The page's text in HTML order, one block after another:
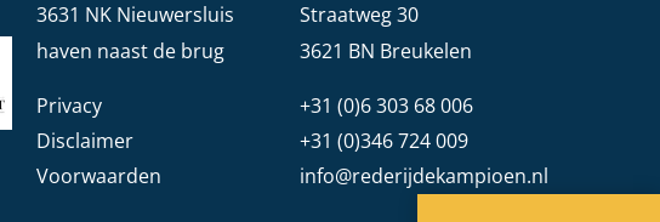
3631 NK Nieuwersluis
haven naast de brug
Privacy
Disclaimer
Voorwaarden
Straatweg 30
3621 BN Breukelen
+31 (0)6 303 68 006
+31 (0)346 724 009
info@rederijdekampioen.nl